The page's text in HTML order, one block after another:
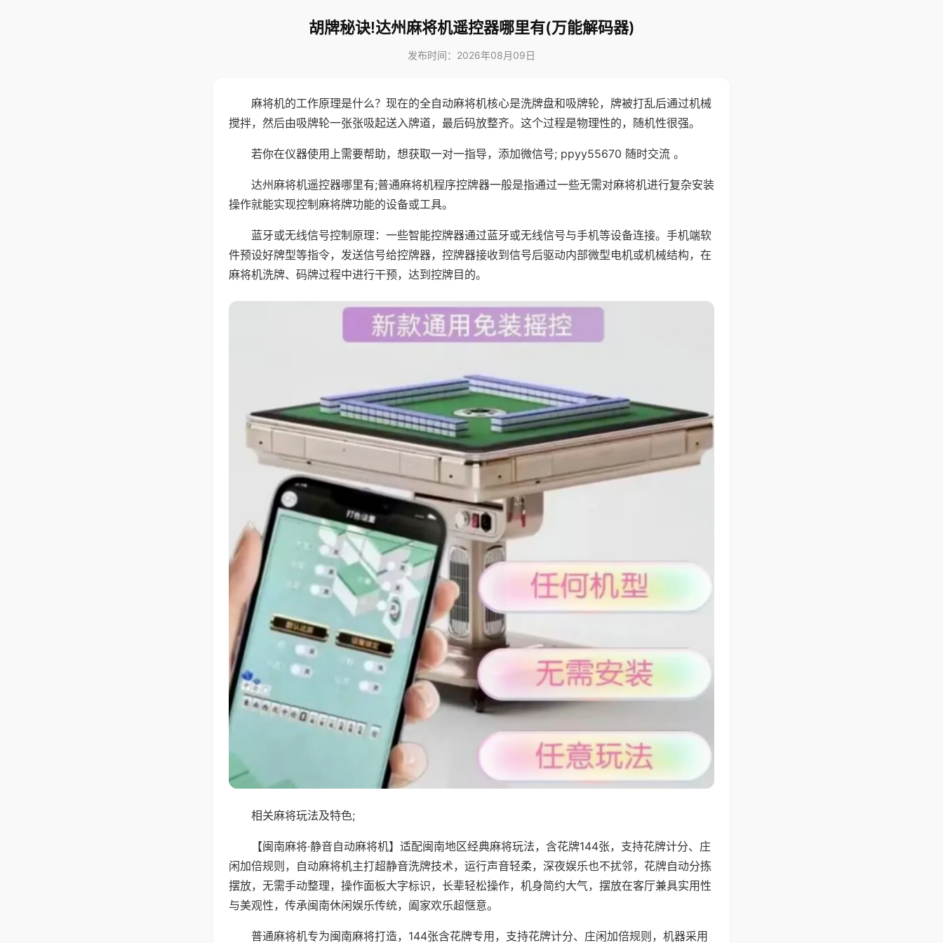
胡牌秘诀!达州麻将机遥控器哪里有(万能解码器)
发布时间：2026年08月09日
麻将机的工作原理是什么？现在的全自动麻将机核心是洗牌盘和吸牌轮，牌被打乱后通过机械
搅拌，然后由吸牌轮一张张吸起送入牌道，最后码放整齐。这个过程是物理性的，随机性很强。
若你在仪器使用上需要帮助，想获取一对一指导，添加微信号; ppyy55670 随时交流 。
达州麻将机遥控器哪里有;普通麻将机程序控牌器一般是指通过一些无需对麻将机进行复杂安装
操作就能实现控制麻将牌功能的设备或工具。
蓝牙或无线信号控制原理：一些智能控牌器通过蓝牙或无线信号与手机等设备连接。手机端软
件预设好牌型等指令，发送信号给控牌器，控牌器接收到信号后驱动内部微型电机或机械结构，在
麻将机洗牌、码牌过程中进行干预，达到控牌目的。
相关麻将玩法及特色;
【闽南麻将·静音自动麻将机】适配闽南地区经典麻将玩法，含花牌144张，支持花牌计分、庄
闲加倍规则，自动麻将机主打超静音洗牌技术，运行声音轻柔，深夜娱乐也不扰邻，花牌自动分拣
摆放，无需手动整理，操作面板大字标识，长辈轻松操作，机身简约大气，摆放在客厅兼具实用性
与美观性，传承闽南休闲娱乐传统，阖家欢乐超惬意。
普通麻将机专为闽南麻将打造，144张含花牌专用，支持花牌计分、庄闲加倍规则，机器采用